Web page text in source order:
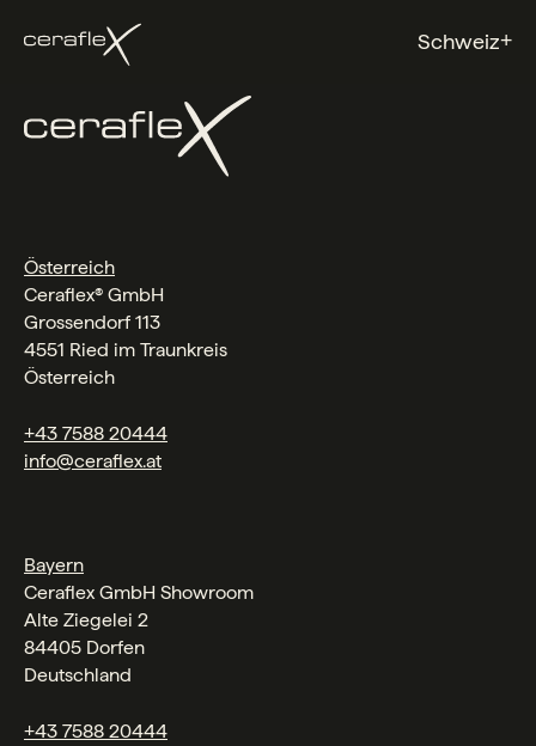
Schweiz+
Österreich
Ceraflex® GmbH
Grossendorf 113
4551 Ried im Traunkreis
Österreich
+43 7588 20444
info@ceraflex.at
Bayern
Ceraflex GmbH Showroom
Alte Ziegelei 2
84405 Dorfen
Deutschland
+43 7588 20444